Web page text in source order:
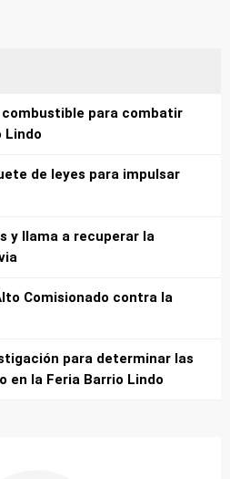
combustible para combatir
Lindo
de leyes para impulsar
y llama a recuperar la
Comisionado contra la
para determinar las
en la Feria Barrio Lindo